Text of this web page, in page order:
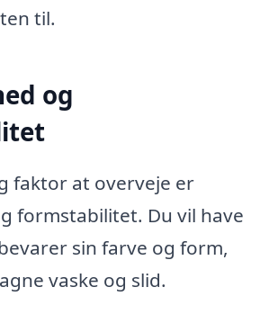
til.
og
faktor at overveje er
formstabilitet. Du vil have
sin farve og form,
vaske og slid.